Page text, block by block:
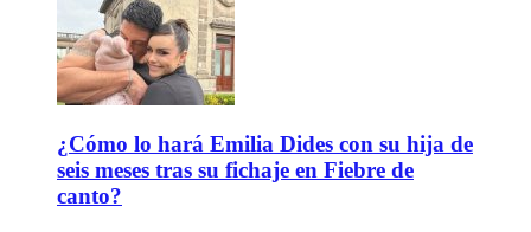
¿Cómo lo hará Emilia Dides con su hija de
seis meses tras su fichaje en Fiebre de
canto?